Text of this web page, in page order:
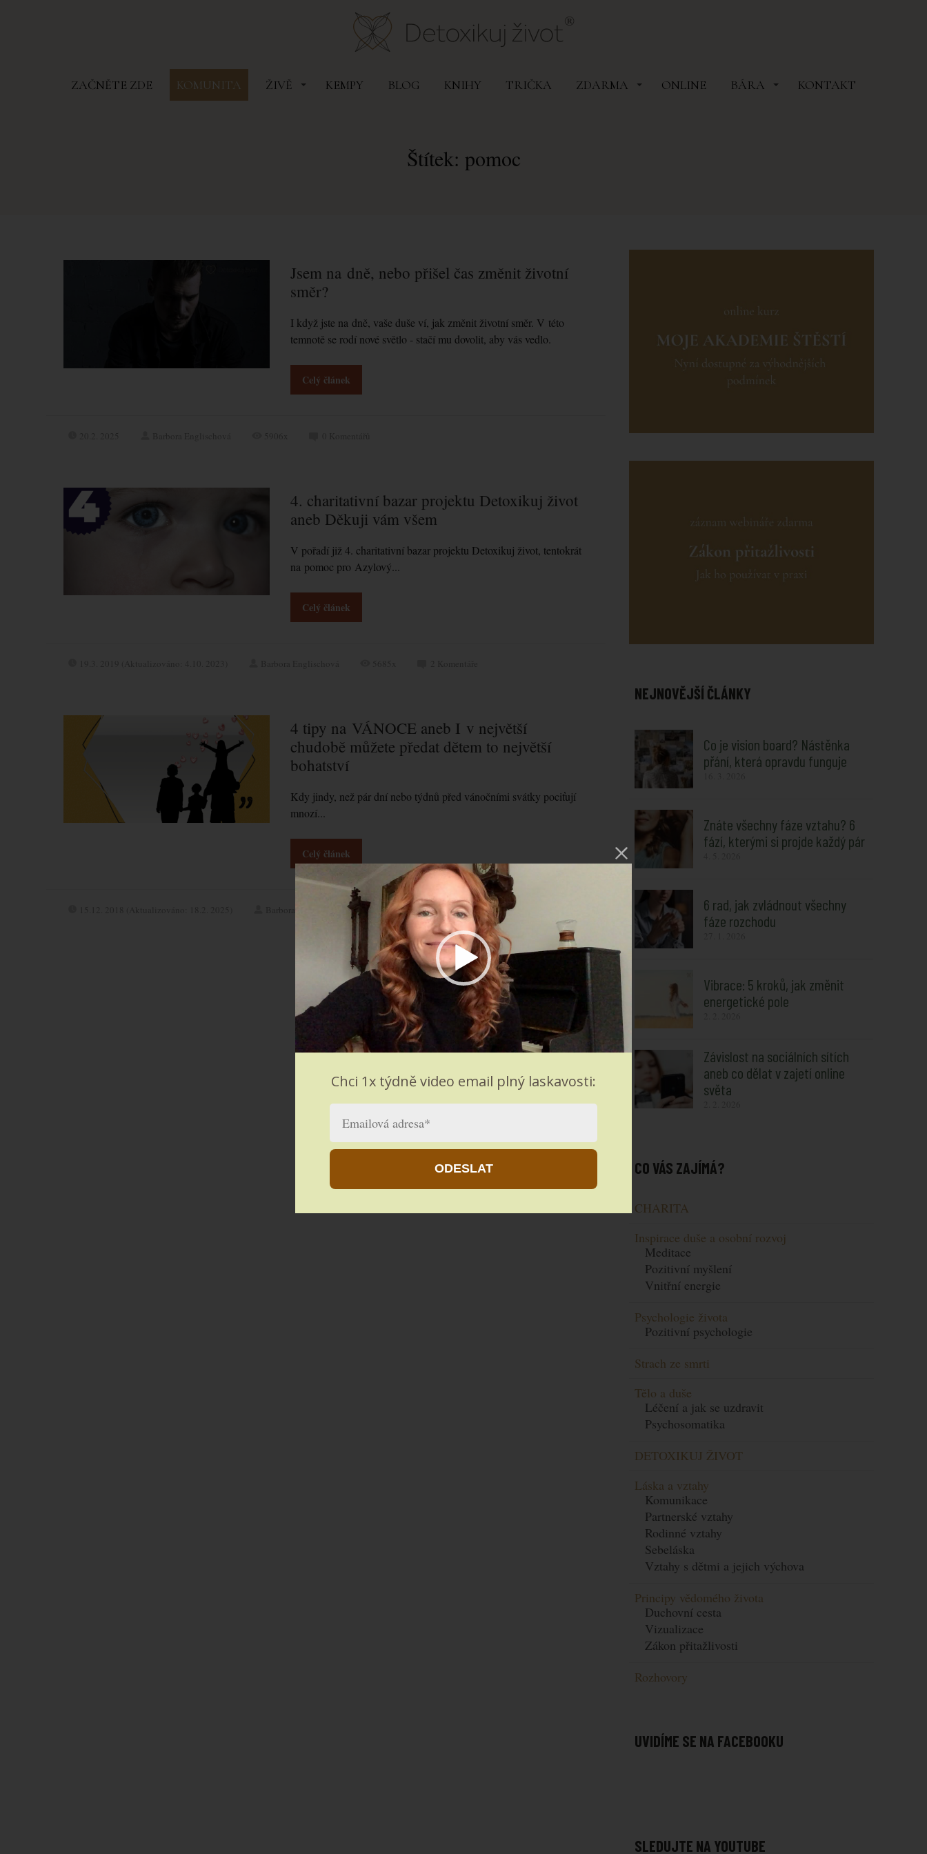
ZAČNĚTE ZDE KOMUNITA ŽIVĚ KEMPY BLOG KNIHY TRIČKA ZDARMA ONLINE BÁRA KONTAKT
Štítek: pomoc
Jsem na dně, nebo přišel čas změnit životní
směr?
I když jste na dně, vaše duše ví, jak změnit životní směr. V této
temnotě se rodí nové světlo - stačí mu dovolit, aby vás vedlo.
Celý článek
4. charitativní bazar projektu Detoxikuj život
aneb Děkuji vám všem
V pořadí již 4. charitativní bazar projektu Detoxikuj život, tentokrát
na pomoc pro Azylový...
Celý článek
4 tipy na VÁNOCE aneb I v největší
chudobě můžete předat dětem to největší
bohatství
Kdy jindy, než pár dní nebo týdnů před vánočními svátky pociťují
mnozí...
Celý článek
6838x 2Komentáře
NEJNOVĚJŠÍ ČLÁNKY
Co je vision board? Nástěnka
přání, která opravdu funguje
Znáte všechny fáze vztahu? 6
fází, kterými si projde každý pár
6 rad, jak zvládnout všechny
fáze rozchodu
Vibrace: 5 kroků, jak změnit
energetické pole
Závislost na sociálních sítích
aneb co dělat v zajetí online
světa
CO VÁS ZAJÍMÁ?
CHARITA
Inspirace duše a osobní rozvoj
Meditace
Pozitivní myšlení
Vnitřní energie
Psychologie života
Pozitivní psychologie
Strach ze smrti
Tělo a duše
Léčení a jak se uzdravit
Psychosomatika
DETOXIKUJ ŽIVOT
Láska a vztahy
Komunikace
Partnerské vztahy
Rodinné vztahy
Sebeláska
Vztahy s dětmi a jejich výchova
Principy vědomého života
Duchovní cesta
Vizualizace
Zákon přitažlivosti
Rozhovory
UVIDÍME SE NA FACEBOOKU
SLEDUJTE NA YOUTUBE
Video
Chci 1x týdně video email plný laskavosti:
ODESLAT